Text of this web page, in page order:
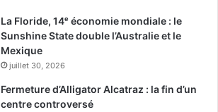
La Floride, 14ᵉ économie mondiale : le
Sunshine State double l’Australie et le
Mexique
juillet 30, 2026
Fermeture d’Alligator Alcatraz : la fin d’un
centre controversé